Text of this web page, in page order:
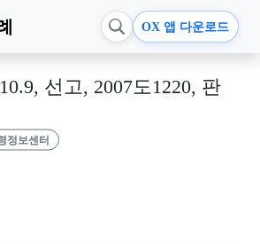
OX 앱 다운로드
선고, 2007도1220, 판
정보센터